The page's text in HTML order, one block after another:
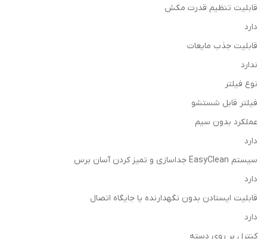
قابلیت تنظیم قدرت مکش
دارد
قابلیت جذب مایعات
ندارد
نوع فیلتر
فیلتر قابل شستشو
عملکرد بدون سیم
دارد
سیستم EasyClean جداسازی و تمیز کردن آسان برس
دارد
قابلیت ایستادن بدون نگهدارنده یا جایگاه اتصال
دارد
کنترل بر روی دسته